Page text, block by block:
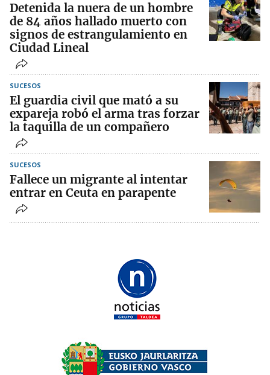
Detenida la nuera de un hombre
de 84 años hallado muerto con
signos de estrangulamiento en
Ciudad Lineal
SUCESOS
El guardia civil que mató a su
expareja robó el arma tras forzar
la taquilla de un compañero
SUCESOS
Fallece un migrante al intentar
entrar en Ceuta en parapente